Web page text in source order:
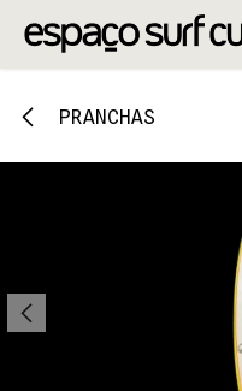
Pular para o conteúdo
PRANCHAS